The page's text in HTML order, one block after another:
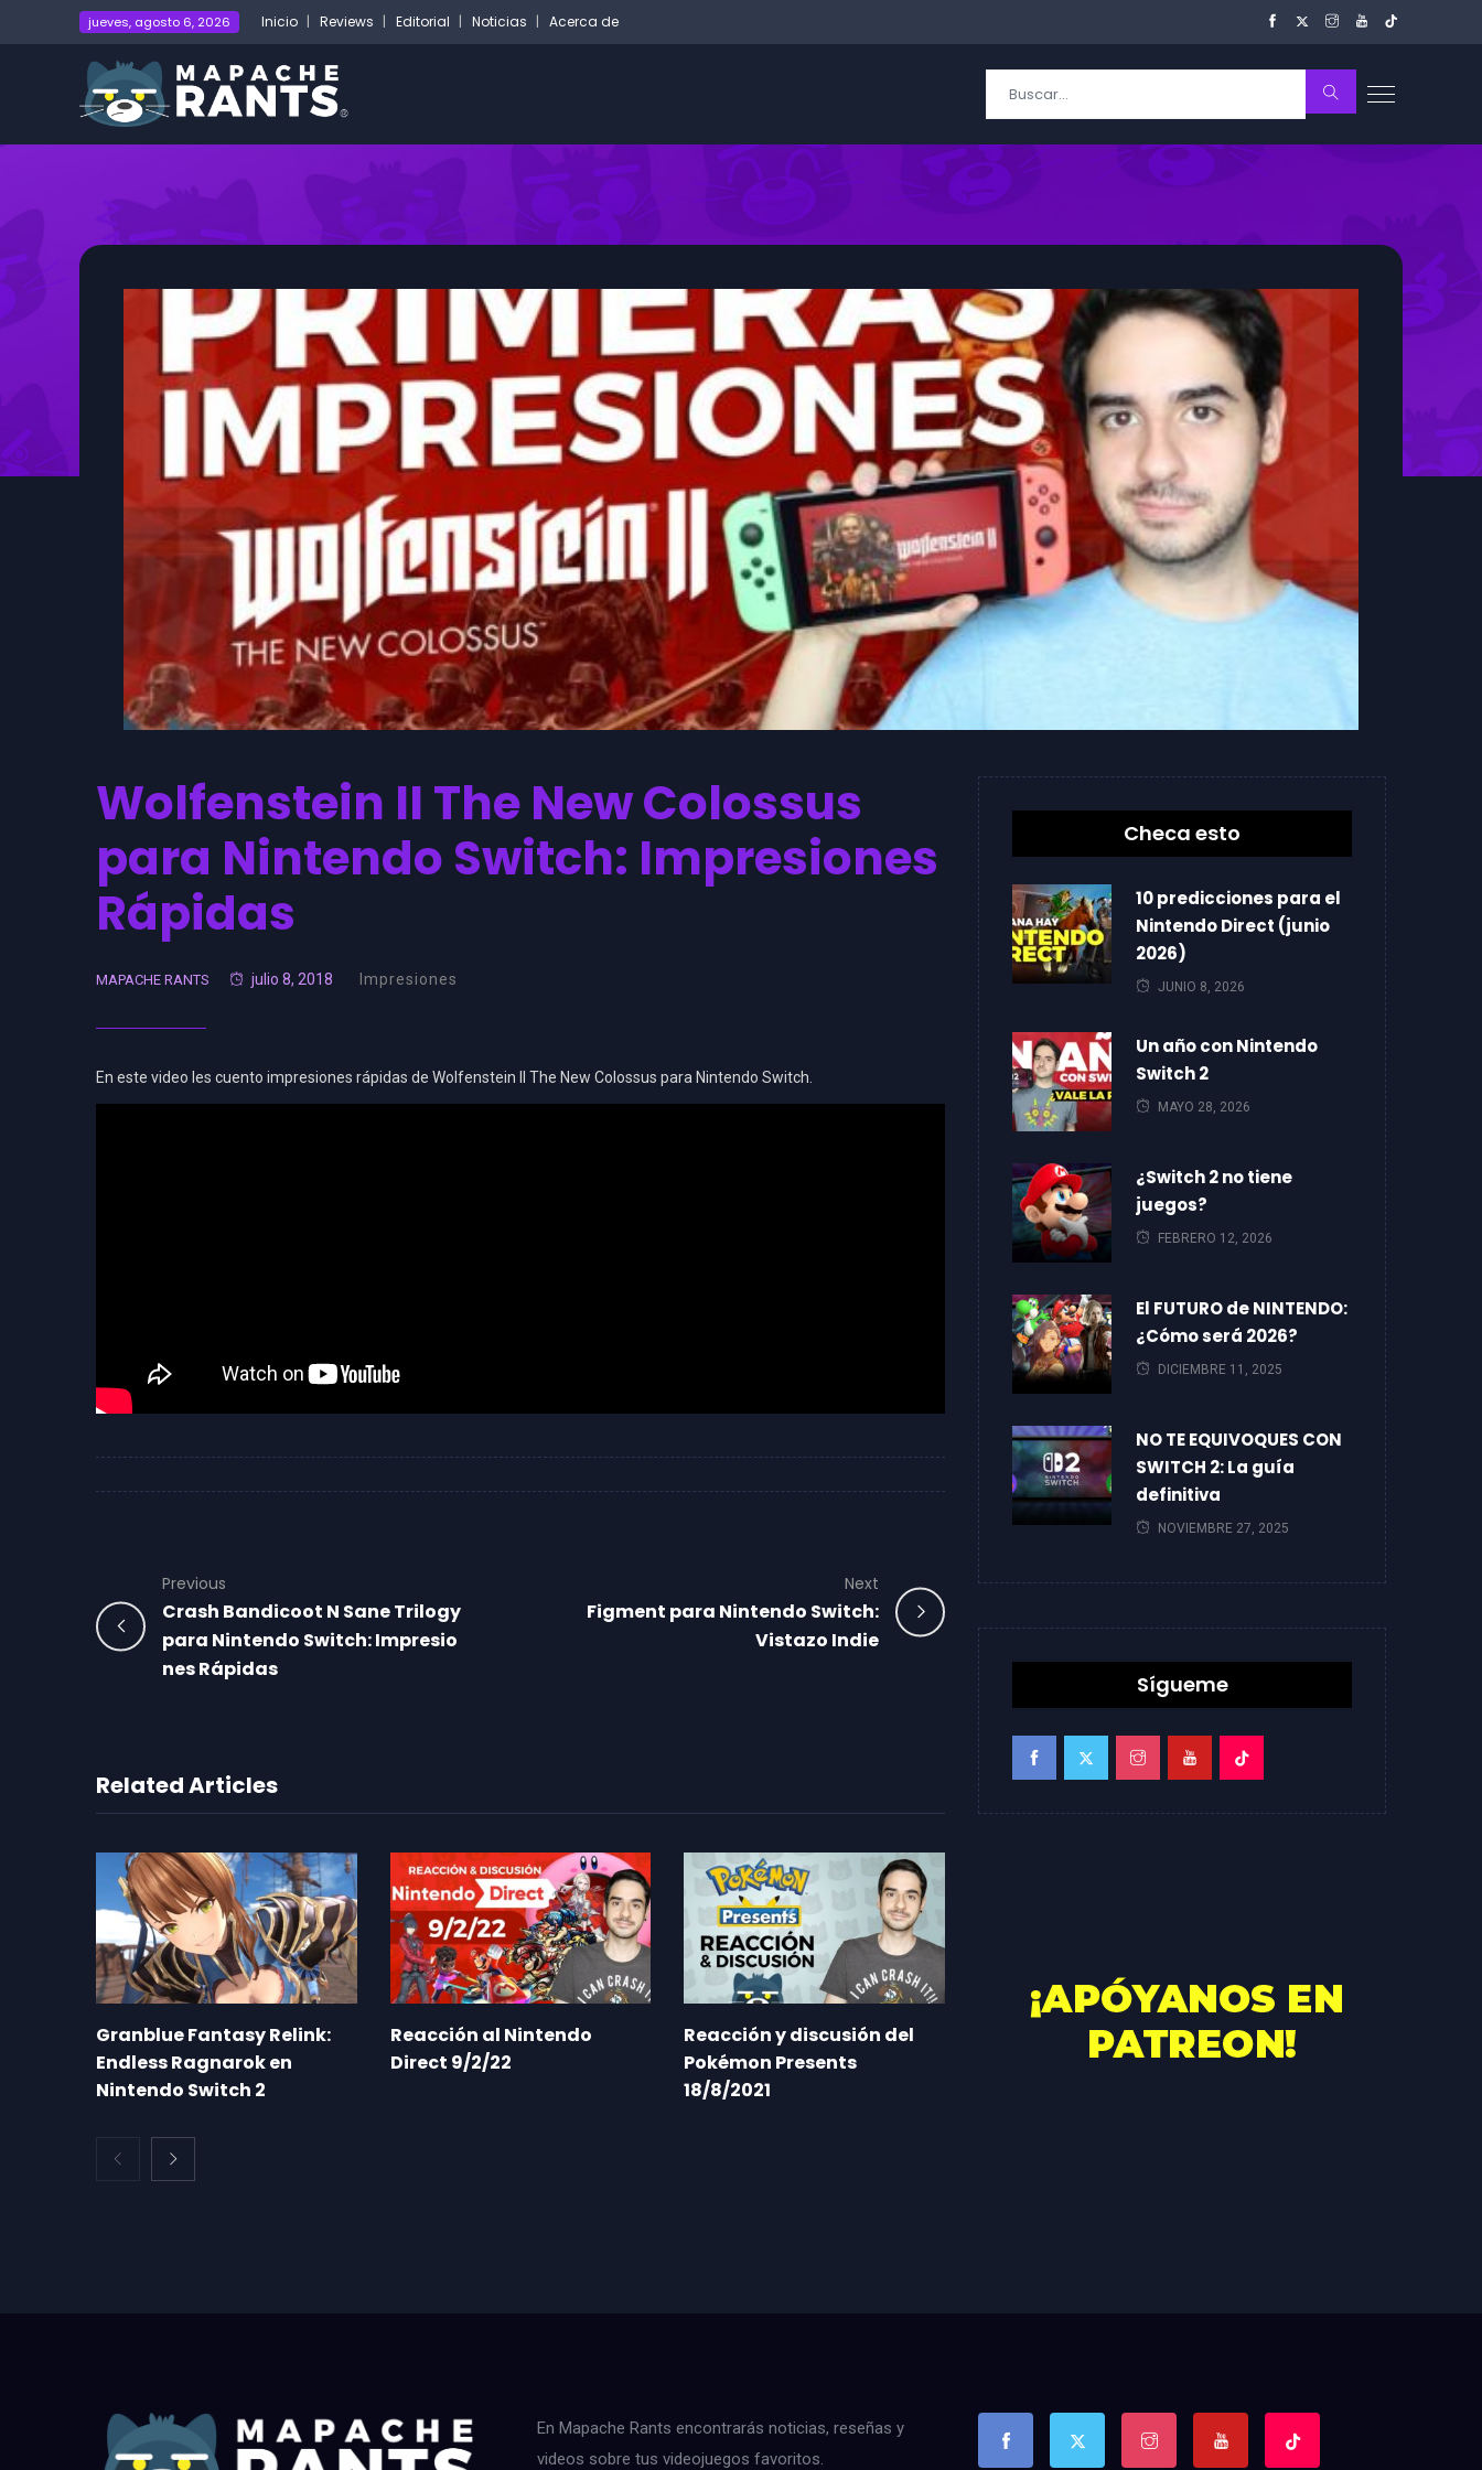
jueves, agosto 6, 2026 Inicio Reviews Editorial Noticias Acerca de
Wolfenstein II The New Colossus
para Nintendo Switch: Impresiones
Rápidas
MAPACHE RANTS julio 8, 2018 Impresiones
En este video les cuento impresiones rápidas de Wolfenstein II The New Colossus para Nintendo Switch.
Previous
Crash Bandicoot N Sane Trilogy
para Nintendo Switch: Impresio
nes Rápidas
Next
Figment para Nintendo Switch:
Vistazo Indie
Related Articles
Granblue Fantasy Relink:
Endless Ragnarok en
Nintendo Switch 2
Reacción al Nintendo
Direct 9/2/22
Reacción y discusión del
Pokémon Presents
18/8/2021
Checa esto
10 predicciones para el
Nintendo Direct (junio
2026)
JUNIO 8, 2026
Un año con Nintendo
Switch 2
MAYO 28, 2026
¿Switch 2 no tiene
juegos?
FEBRERO 12, 2026
El FUTURO de NINTENDO:
¿Cómo será 2026?
DICIEMBRE 11, 2025
NO TE EQUIVOQUES CON
SWITCH 2: La guía
definitiva
NOVIEMBRE 27, 2025
Sígueme
En Mapache Rants encontrarás noticias, reseñas y
videos sobre tus videojuegos favoritos.